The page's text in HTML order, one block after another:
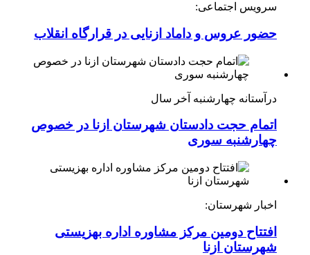
سرویس اجتماعی:
حضور عروس و داماد ازنایی در قرارگاه انقلاب
درآستانه چهارشنبه آخر سال
اتمام حجت دادستان شهرستان ازنا در خصوص
چهارشنبه ‌سوری
اخبار شهرستان:
افتتاح دومین مرکز مشاوره اداره بهزیستی
شهرستان ازنا